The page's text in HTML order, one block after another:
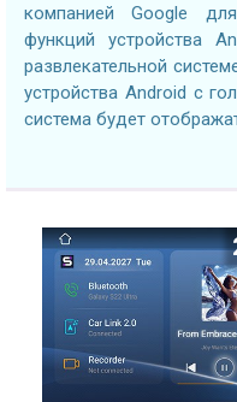
компанией Google
функций устройства
развлекательной
устройства Android с
система будет